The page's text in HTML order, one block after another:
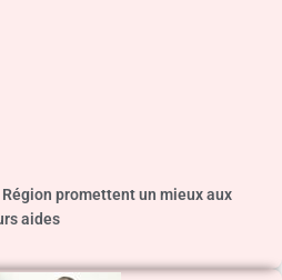
promettent un mieux aux
aides